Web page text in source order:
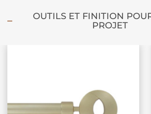
OUTILS ET FINITION
PROJET